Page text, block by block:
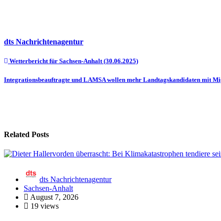
dts Nachrichtenagentur
Beitragsnavigation
Wetterbericht für Sachsen-Anhalt (30.06.2025)
Integrationsbeauftragte und LAMSA wollen mehr Landtagskandidaten mit
Related Posts
dts Nachrichtenagentur
Sachsen-Anhalt
August 7, 2026
19 views